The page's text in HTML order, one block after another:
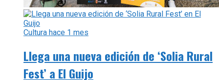
Cultura hace 1 mes
Llega una nueva edición de ‘Solia Rural
Fest’ a El Guijo